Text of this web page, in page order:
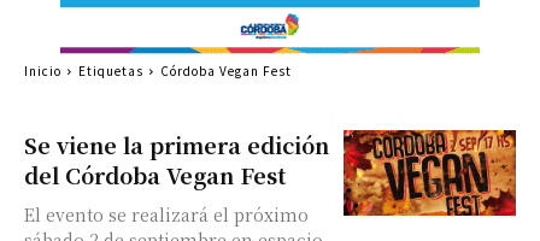
Se viene la primera edición
del Córdoba Vegan Fest
El evento se realizará el próximo
Inicio Etiquetas Córdoba Vegan Fest